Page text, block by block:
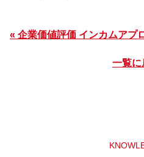
« 企業価値評価 インカムアプ
一覧に